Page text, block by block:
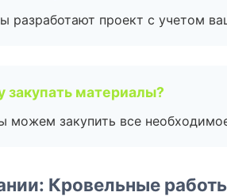
разработают проект с учетом
материалы?
можем закупить все
Кровельные